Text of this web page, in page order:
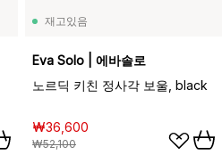
재고있음
Eva Solo | 에바솔로
노르딕 키친 정사각 보울, black
₩36,600
₩52,100